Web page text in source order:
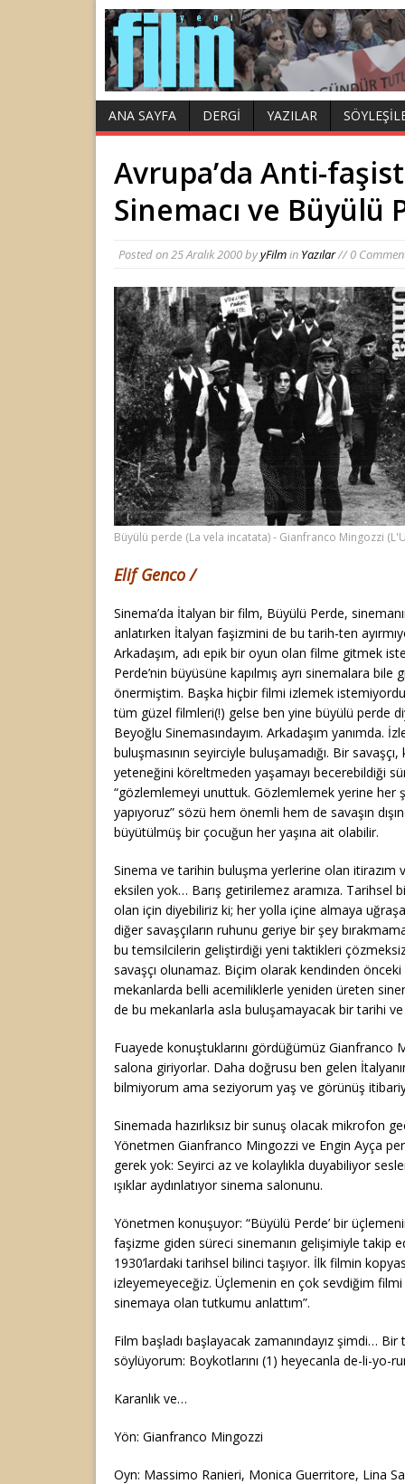
ANA SAYFA DERGI YAZILAR
Avrupa’da Anti-
Sinemacı ve Büyülü
Posted on25 Aralık 2000byyFilmin Yazılar// 0
Büyülü perde (La vela incatata) - Gianfranco Mingozzi
Elif Genco /
Sinema’da İtalyan bir film, Büyülü Perde,
anlatırken İtalyan faşizmini de bu tarih-ten
Arkadaşım, adı epik bir oyun olan filme gitmek
Perde’nin büyüsüne kapılmış ayrı sinemalara bile
önermiştim. Başka hiçbir filmi izlemek
tüm güzel filmleri(!) gelse ben yine büyülü perde
Beyoğlu Sinemasındayım. Arkadaşım yanımda.
buluşmasının seyirciyle buluşamadığı. Bir savaşçı,
yeteneğini köreltmeden yaşamayı becerebildiği
“gözlemlemeyi unuttuk. Gözlemlemek yerine her
yapıyoruz” sözü hem önemli hem de savaşın
büyütülmüş bir çocuğun her yaşına ait olabilir.
Sinema ve tarihin buluşma yerlerine olan itirazım
eksilen yok… Barış getirilemez aramıza. Tarihsel
olan için diyebiliriz ki; her yolla içine almaya
diğer savaşçıların ruhunu geriye bir şey
bu temsilcilerin geliştirdiği yeni taktikleri
savaşçı olunamaz. Biçim olarak kendinden
mekanlarda belli acemiliklerle yeniden üreten
de bu mekanlarla asla buluşamayacak bir tarihi ve
Fuayede konuştuklarını gördüğümüz Gianfranco
salona giriyorlar. Daha doğrusu ben gelen
bilmiyorum ama seziyorum yaş ve görünüş
Sinemada hazırlıksız bir sunuş olacak mikrofon
Yönetmen Gianfranco Mingozzi ve Engin Ayça
gerek yok: Seyirci az ve kolaylıkla duyabiliyor
ışıklar aydınlatıyor sinema salonunu.
Yönetmen konuşuyor: “Büyülü Perde’ bir
faşizme giden süreci sinemanın gelişimiyle takip
1930’lardaki tarihsel bilinci taşıyor. İlk filmin
izleyemeyeceğiz. Üçlemenin en çok sevdiğim
sinemaya olan tutkumu anlattım”.
Film başladı başlayacak zamanındayız şimdi…
söylüyorum: Boykotlarını (1) heyecanla de-li-yo-
Karanlık ve…
Yön: Gianfranco Mingozzi
Oyn: Massimo Ranieri, Monica Guerritore, Lina